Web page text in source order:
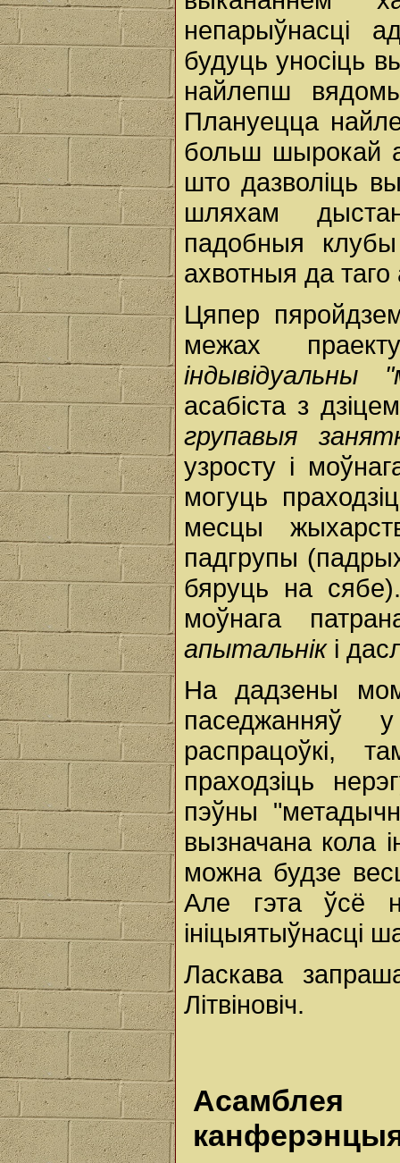
непарыўнасці
будуць уносіць
найлепш
Плануецца
больш шырокай
што дазволіць
шляхам
падобныя
ахвотныя да
Цяпер
межах
асабіста з
групавыя
узросту і
могуць
месцы
падгрупы
бяруць на
моўнага
апытальнік і
На дадзены
паседжанняў
распрацоўкі,
праходзіць
пэўны
вызначана кола
можна будзе
Але гэта ўсё
ініцыятыўнасці
Ласкава
Літвіновіч.